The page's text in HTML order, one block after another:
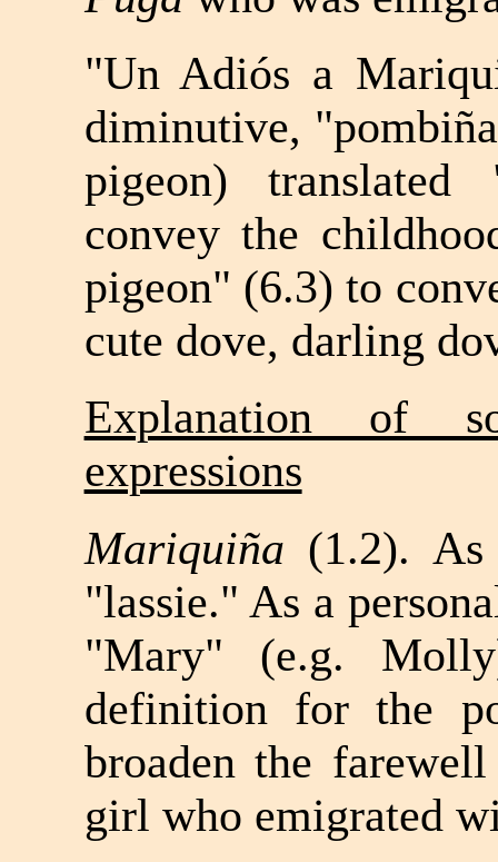
"Un Adiós a
diminutive,
pigeon)
convey the
pigeon" (6.3) to
cute dove, darling
Explanation of
expressions
Mariquiña (1.2).
"lassie." As a
"Mary" (e.g.
definition for the
broaden the
girl who emigrated